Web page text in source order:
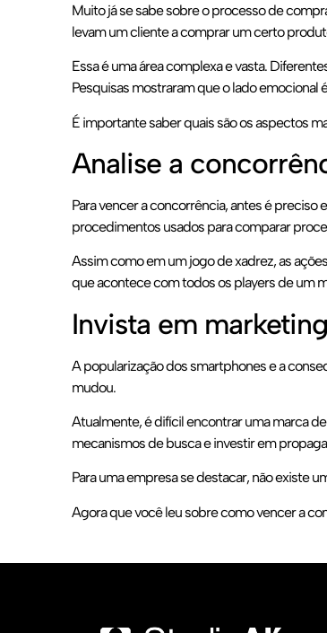
Muito já se sabe sobre o processo de
levam um cliente a comprar um certo
Essa é uma área complexa e vasta.
Pesquisas mostraram que o lado
É importante saber quais são os aspectos
Analise a
Para vencer a concorrência, antes é
procedimentos usados para comparar
Assim como em um jogo de xadrez, as
que acontece com todos os players de um
Invista em
A popularização dos smartphones e a
mudou.
Atualmente, é difícil encontrar uma marca
mecanismos de busca e investir em
Para uma empresa se destacar, não existe
Agora que você leu sobre como vencer a